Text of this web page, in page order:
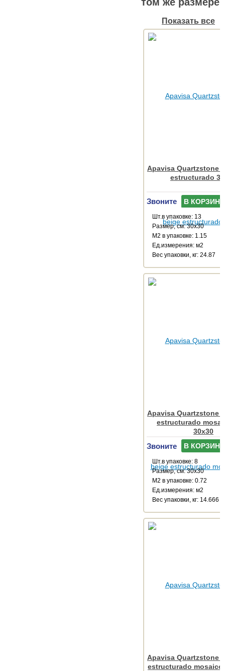
Показать все
Apavisa Quartzstone
estructurado
Звоните В КОРЗИНУ
Шт.в упаковке: 13
Размер, см: 30x30
М2 в упаковке: 1.15
Ед.измерения: м2
Веc упаковки, кг: 24.87
Apavisa Quartzstone
estructurado
30x30
Звоните В КОРЗИНУ
Шт.в упаковке: 8
Размер, см: 30x30
М2 в упаковке: 0.72
Ед.измерения: м2
Веc упаковки, кг: 14.666
Apavisa Quartzstone
estructurado mosaico